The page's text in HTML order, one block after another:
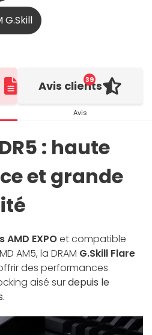
G.Skill
39
Avis clients
Avis
: haute
et grande
AMD EXPOet compatible
AM5, la DRAM G.Skill Flare
des performances
aisé surdepuis le